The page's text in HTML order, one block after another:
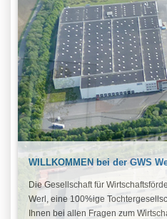
WILLKOMMEN bei der GWS
Die Gesellschaft für
Werl, eine 100%ige
Ihnen bei allen Fragen zum